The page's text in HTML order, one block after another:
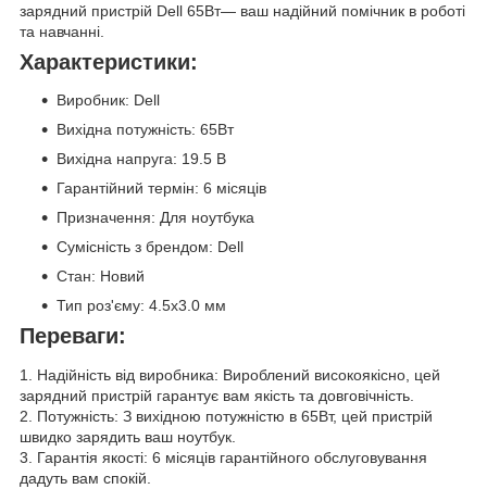
зарядний пристрій Dell 65Вт— ваш надійний помічник в роботі
та навчанні.
Характеристики:
Виробник: Dell
Вихідна потужність: 65Вт
Вихідна напруга: 19.5 В
Гарантійний термін: 6 місяців
Призначення: Для ноутбука
Сумісність з брендом: Dell
Стан: Новий
Тип роз'єму: 4.5x3.0 мм
Переваги:
1. Надійність від виробника: Вироблений високоякісно, цей
зарядний пристрій гарантує вам якість та довговічність.
2. Потужність: З вихідною потужністю в 65Вт, цей пристрій
швидко зарядить ваш ноутбук.
3. Гарантія якості: 6 місяців гарантійного обслуговування
дадуть вам спокій.